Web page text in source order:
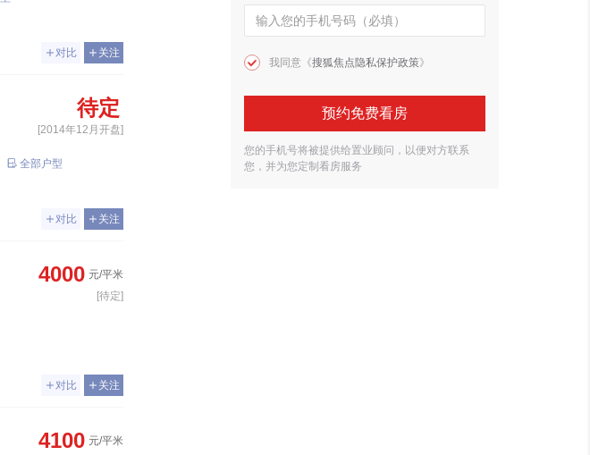
对比 关注
待定
[2014年12月开盘]
全部户型
对比 关注
4000 元/平米
[待定]
对比 关注
4100 元/平米
我同意《搜狐焦点隐私保护政策》
预约免费看房
您的手机号将被提供给置业顾问，以便对方联系
您，并为您定制看房服务